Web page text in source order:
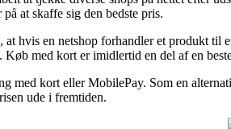
at skaffe sig den bedste pris.
hvis en netshop forhandler et produkt
Køb med kort er imidlertid en del af en
med kort eller MobilePay. Som en
ude i fremtiden.